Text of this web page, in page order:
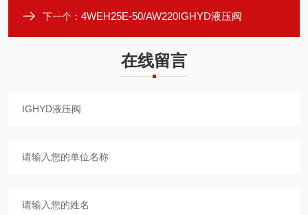
下一个： 4WEH25E-50/AW220IGHYD液压阀
在线留言